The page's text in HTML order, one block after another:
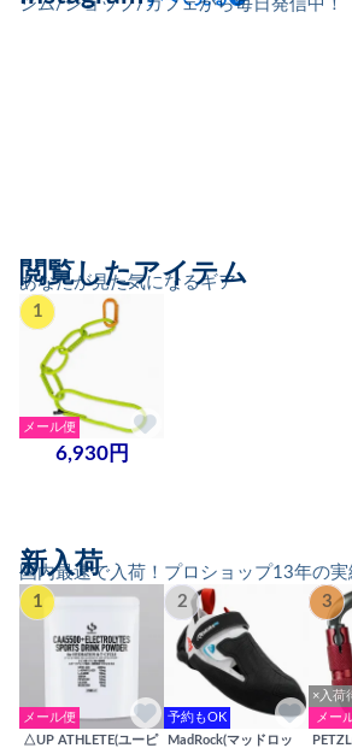
ジム/ショップ/カフェから毎日発信中！
あなたが見た気になるギア
閲覧したアイテム
1
メール便
6,930円
国内最速で入荷！プロショップ13年の実
新入荷
1
メール便
△UP ATHLETE(ユーピ
2
予約もOK
MadRock(マッドロッ
3
×入荷
メー